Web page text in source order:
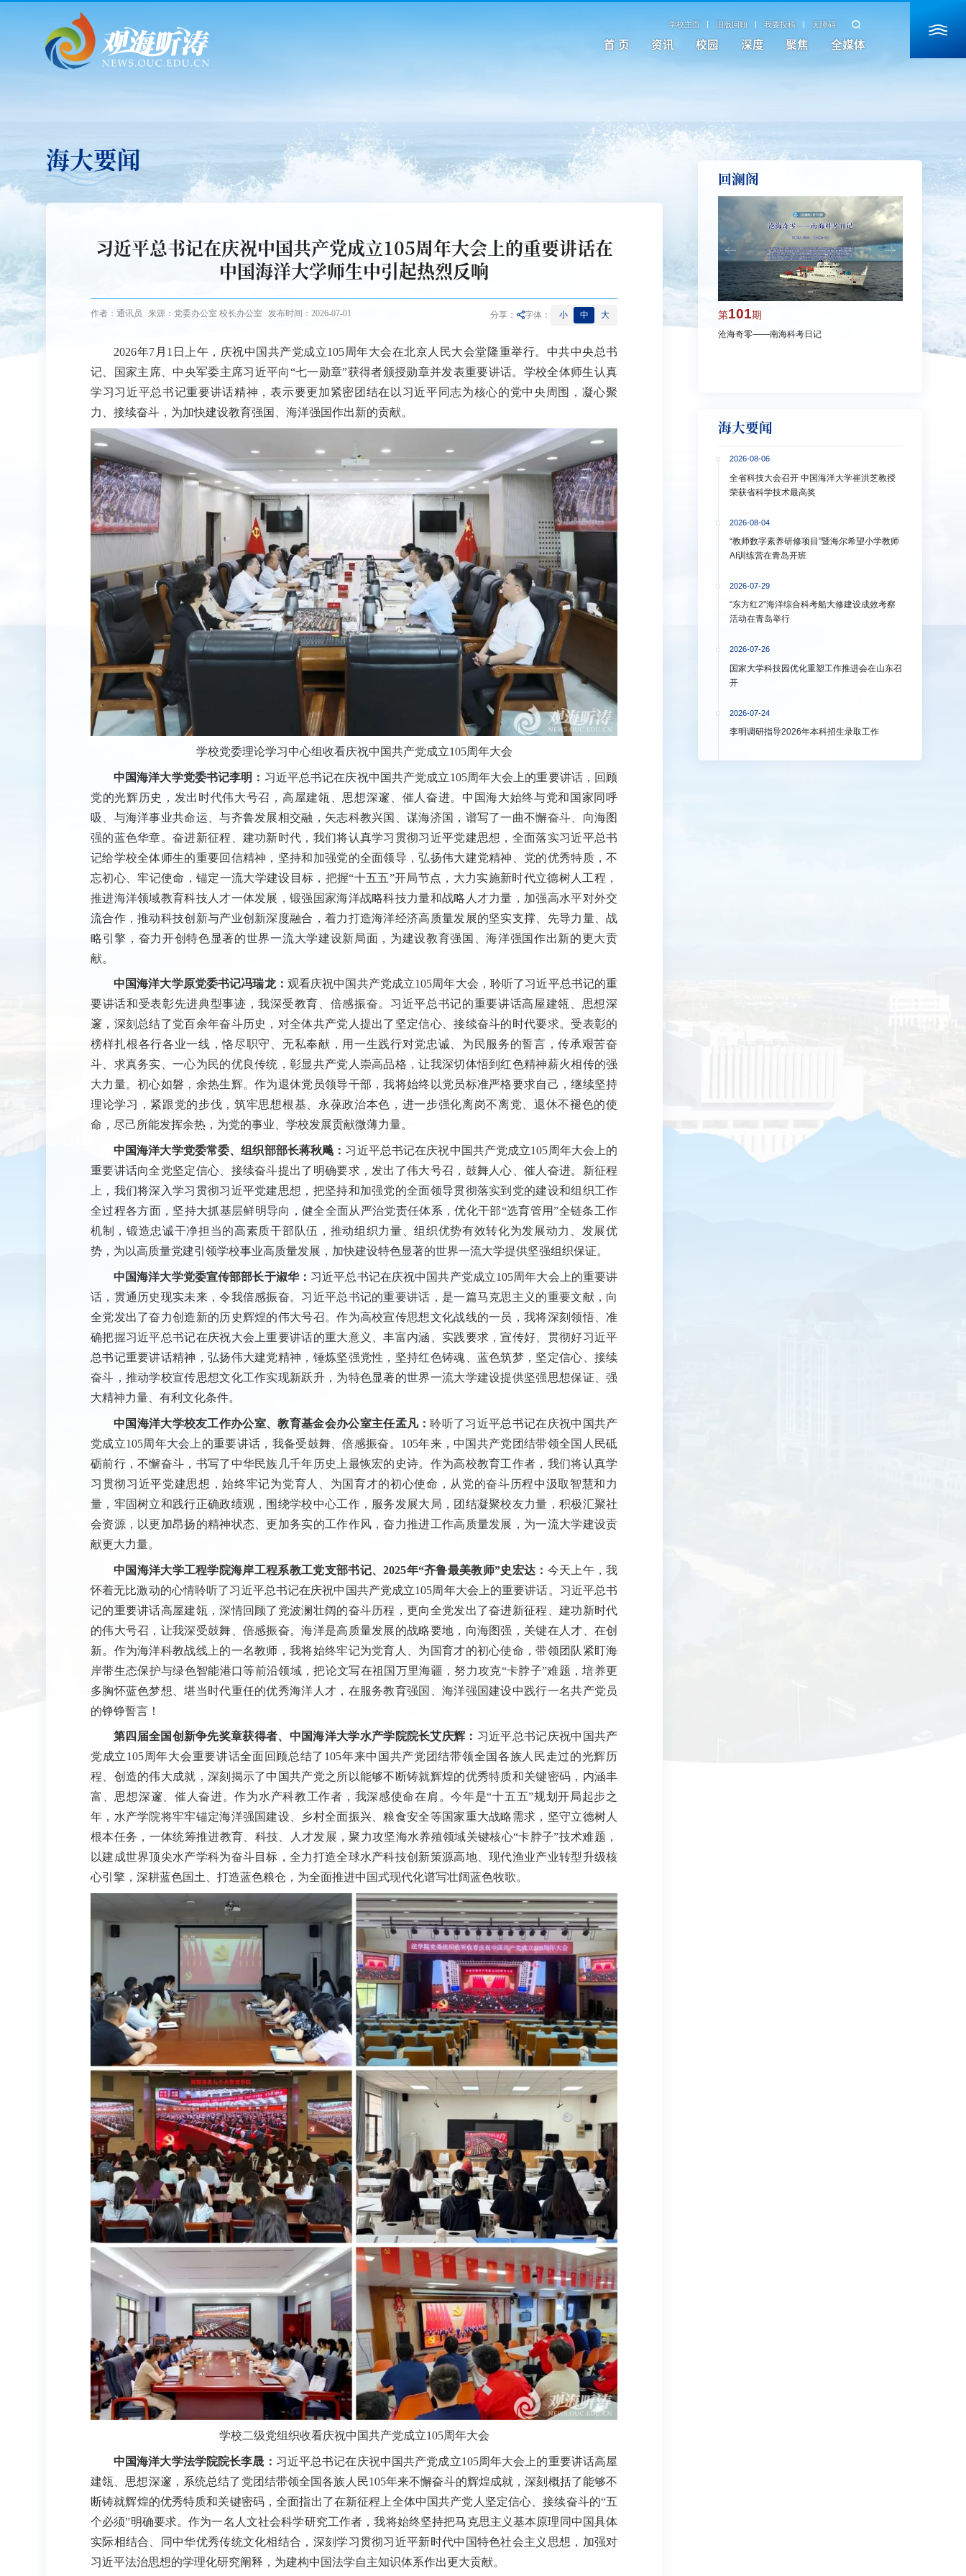
学校主页 旧版回顾 我要投稿 无障碍
首 页 资讯 校园 深度 聚焦 全媒体
海大要闻
习近平总书记在庆祝中国共产党成立105周年大会上的重要讲话在
中国海洋大学师生中引起热烈反响
作者：通讯员 来源：党委办公室 校长办公室 发布时间：2026-07-01 分享： 字体： 小 中 大
2026年7月1日上午，庆祝中国共产党成立105周年大会在北京人民大会堂隆重举行。中共中央总书
记、国家主席、中央军委主席习近平向“七一勋章”获得者颁授勋章并发表重要讲话。学校全体师生认真
学习习近平总书记重要讲话精神，表示要更加紧密团结在以习近平同志为核心的党中央周围，凝心聚
力、接续奋斗，为加快建设教育强国、海洋强国作出新的贡献。
学校党委理论学习中心组收看庆祝中国共产党成立105周年大会
中国海洋大学党委书记李明： 习近平总书记在庆祝中国共产党成立105周年大会上的重要讲话，回顾
党的光辉历史，发出时代伟大号召，高屋建瓴、思想深邃、催人奋进。中国海大始终与党和国家同呼
吸、与海洋事业共命运、与齐鲁发展相交融，矢志科教兴国、谋海济国，谱写了一曲不懈奋斗、向海图
强的蓝色华章。奋进新征程、建功新时代，我们将认真学习贯彻习近平党建思想，全面落实习近平总书
记给学校全体师生的重要回信精神，坚持和加强党的全面领导，弘扬伟大建党精神、党的优秀特质，不
忘初心、牢记使命，锚定一流大学建设目标，把握“十五五”开局节点，大力实施新时代立德树人工程，
推进海洋领域教育科技人才一体发展，锻强国家海洋战略科技力量和战略人才力量，加强高水平对外交
流合作，推动科技创新与产业创新深度融合，着力打造海洋经济高质量发展的坚实支撑、先导力量、战
略引擎，奋力开创特色显著的世界一流大学建设新局面，为建设教育强国、海洋强国作出新的更大贡
献。
中国海洋大学原党委书记冯瑞龙： 观看庆祝中国共产党成立105周年大会，聆听了习近平总书记的重
要讲话和受表彰先进典型事迹，我深受教育、倍感振奋。习近平总书记的重要讲话高屋建瓴、思想深
邃，深刻总结了党百余年奋斗历史，对全体共产党人提出了坚定信心、接续奋斗的时代要求。受表彰的
榜样扎根各行各业一线，恪尽职守、无私奉献，用一生践行对党忠诚、为民服务的誓言，传承艰苦奋
斗、求真务实、一心为民的优良传统，彰显共产党人崇高品格，让我深切体悟到红色精神薪火相传的强
大力量。初心如磐，余热生辉。作为退休党员领导干部，我将始终以党员标准严格要求自己，继续坚持
理论学习，紧跟党的步伐，筑牢思想根基、永葆政治本色，进一步强化离岗不离党、退休不褪色的使
命，尽己所能发挥余热，为党的事业、学校发展贡献微薄力量。
中国海洋大学党委常委、组织部部长蒋秋飚： 习近平总书记在庆祝中国共产党成立105周年大会上的
重要讲话向全党坚定信心、接续奋斗提出了明确要求，发出了伟大号召，鼓舞人心、催人奋进。新征程
上，我们将深入学习贯彻习近平党建思想，把坚持和加强党的全面领导贯彻落实到党的建设和组织工作
全过程各方面，坚持大抓基层鲜明导向，健全全面从严治党责任体系，优化干部“选育管用”全链条工作
机制，锻造忠诚干净担当的高素质干部队伍，推动组织力量、组织优势有效转化为发展动力、发展优
势，为以高质量党建引领学校事业高质量发展，加快建设特色显著的世界一流大学提供坚强组织保证。
中国海洋大学党委宣传部部长于淑华： 习近平总书记在庆祝中国共产党成立105周年大会上的重要讲
话，贯通历史现实未来，令我倍感振奋。习近平总书记的重要讲话，是一篇马克思主义的重要文献，向
全党发出了奋力创造新的历史辉煌的伟大号召。作为高校宣传思想文化战线的一员，我将深刻领悟、准
确把握习近平总书记在庆祝大会上重要讲话的重大意义、丰富内涵、实践要求，宣传好、贯彻好习近平
总书记重要讲话精神，弘扬伟大建党精神，锤炼坚强党性，坚持红色铸魂、蓝色筑梦，坚定信心、接续
奋斗，推动学校宣传思想文化工作实现新跃升，为特色显著的世界一流大学建设提供坚强思想保证、强
大精神力量、有利文化条件。
中国海洋大学校友工作办公室、教育基金会办公室主任孟凡：聆听了习近平总书记在庆祝中国共产
党成立105周年大会上的重要讲话，我备受鼓舞、倍感振奋。105年来，中国共产党团结带领全国人民砥
砺前行，不懈奋斗，书写了中华民族几千年历史上最恢宏的史诗。作为高校教育工作者，我们将认真学
习贯彻习近平党建思想，始终牢记为党育人、为国育才的初心使命，从党的奋斗历程中汲取智慧和力
量，牢固树立和践行正确政绩观，围绕学校中心工作，服务发展大局，团结凝聚校友力量，积极汇聚社
会资源，以更加昂扬的精神状态、更加务实的工作作风，奋力推进工作高质量发展，为一流大学建设贡
献更大力量。
中国海洋大学工程学院海岸工程系教工党支部书记、2025年“齐鲁最美教师”史宏达： 今天上午，我
怀着无比激动的心情聆听了习近平总书记在庆祝中国共产党成立105周年大会上的重要讲话。习近平总书
记的重要讲话高屋建瓴，深情回顾了党波澜壮阔的奋斗历程，更向全党发出了奋进新征程、建功新时代
的伟大号召，让我深受鼓舞、倍感振奋。海洋是高质量发展的战略要地，向海图强，关键在人才、在创
新。作为海洋科教战线上的一名教师，我将始终牢记为党育人、为国育才的初心使命，带领团队紧盯海
岸带生态保护与绿色智能港口等前沿领域，把论文写在祖国万里海疆，努力攻克“卡脖子”难题，培养更
多胸怀蓝色梦想、堪当时代重任的优秀海洋人才，在服务教育强国、海洋强国建设中践行一名共产党员
的铮铮誓言！
第四届全国创新争先奖章获得者、中国海洋大学水产学院院长艾庆辉： 习近平总书记庆祝中国共产
党成立105周年大会重要讲话全面回顾总结了105年来中国共产党团结带领全国各族人民走过的光辉历
程、创造的伟大成就，深刻揭示了中国共产党之所以能够不断铸就辉煌的优秀特质和关键密码，内涵丰
富、思想深邃、催人奋进。作为水产科教工作者，我深感使命在肩。今年是“十五五”规划开局起步之
年，水产学院将牢牢锚定海洋强国建设、乡村全面振兴、粮食安全等国家重大战略需求，坚守立德树人
根本任务，一体统筹推进教育、科技、人才发展，聚力攻坚海水养殖领域关键核心“卡脖子”技术难题，
以建成世界顶尖水产学科为奋斗目标，全力打造全球水产科技创新策源高地、现代渔业产业转型升级核
心引擎，深耕蓝色国土、打造蓝色粮仓，为全面推进中国式现代化谱写壮阔蓝色牧歌。
学校二级党组织收看庆祝中国共产党成立105周年大会
中国海洋大学法学院院长李晟： 习近平总书记在庆祝中国共产党成立105周年大会上的重要讲话高屋
建瓴、思想深邃，系统总结了党团结带领全国各族人民105年来不懈奋斗的辉煌成就，深刻概括了能够不
断铸就辉煌的优秀特质和关键密码，全面指出了在新征程上全体中国共产党人坚定信心、接续奋斗的“五
个必须”明确要求。作为一名人文社会科学研究工作者，我将始终坚持把马克思主义基本原理同中国具体
实际相结合、同中华优秀传统文化相结合，深刻学习贯彻习近平新时代中国特色社会主义思想，加强对
习近平法治思想的学理化研究阐释，为建构中国法学自主知识体系作出更大贡献。
回澜阁
第101期
沧海奇零——南海科考日记
洋大学多措并
海大要闻
2026-08-06
全省科技大会召开 中国海洋大学崔洪芝教授
荣获省科学技术最高奖
2026-08-04
“教师数字素养研修项目”暨海尔希望小学教师
AI训练营在青岛开班
2026-07-29
“东方红2”海洋综合科考船大修建设成效考察
活动在青岛举行
2026-07-26
国家大学科技园优化重塑工作推进会在山东召
开
2026-07-24
李明调研指导2026年本科招生录取工作